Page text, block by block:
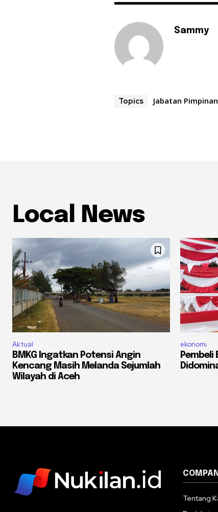
Sammy
Topics Jabatan
Local News
Aktual
BMKG Ingatkan Potensi Angin
Kencang Masih Melanda Sejumlah
Wilayah di Aceh
ekonomi
Pembeli
Tentang